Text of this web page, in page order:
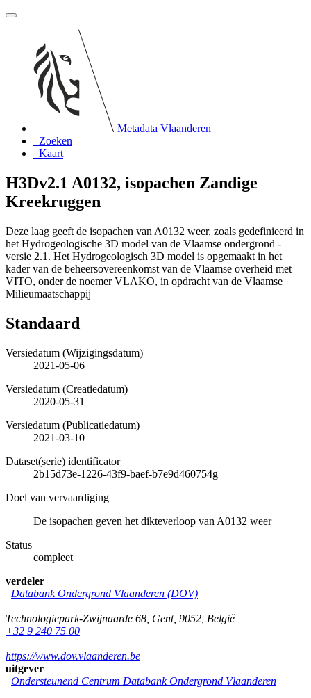
Metadata Vlaanderen
Zoeken
Kaart
H3Dv2.1 A0132, isopachen Zandige
Kreekruggen
Deze laag geeft de isopachen van A0132 weer, zoals gedefinieerd in
het Hydrogeologische 3D model van de Vlaamse ondergrond -
versie 2.1. Het Hydrogeologisch 3D model is opgemaakt in het
kader van de beheersovereenkomst van de Vlaamse overheid met
VITO, onder de noemer VLAKO, in opdracht van de Vlaamse
Milieumaatschappij
Standaard
Versiedatum (Wijzigingsdatum)
2021-05-06
Versiedatum (Creatiedatum)
2020-05-31
Versiedatum (Publicatiedatum)
2021-03-10
Dataset(serie) identificator
2b15d73e-1226-43f9-baef-b7e9d460754g
Doel van vervaardiging
De isopachen geven het dikteverloop van A0132 weer
Status
compleet
verdeler
Databank Ondergrond Vlaanderen (DOV)
Technologiepark-Zwijnaarde 68 Gent, 9052 België
+32 9 240 75 00
https://www.dov.vlaanderen.be
uitgever
Ondersteunend Centrum Databank Ondergrond Vlaanderen